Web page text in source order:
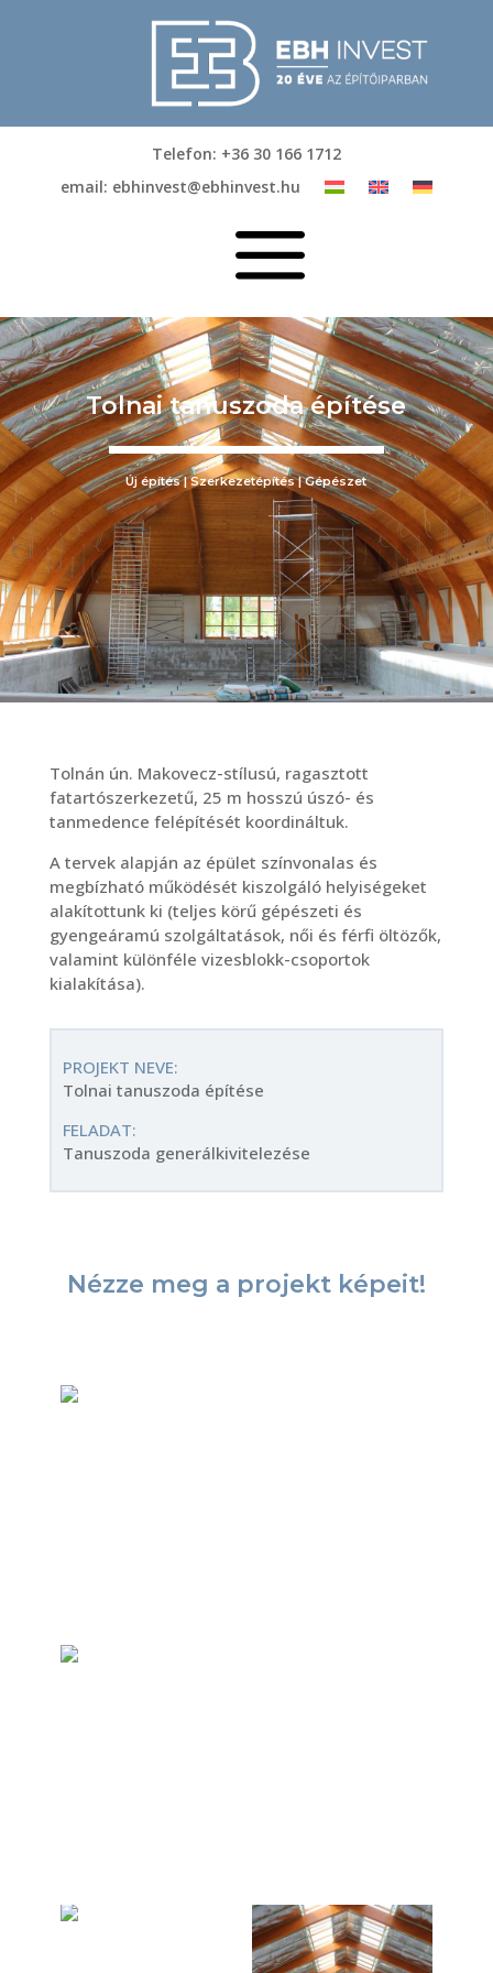
Telefon: +36 30 166 1712
email: ebhinvest@ebhinvest.hu
a
Tolnai tanuszoda építése
Új építés | Szerkezetépítés | Gépészet
Tolnán ún. Makovecz-stílusú, ragasztott
fatartószerkezetű, 25 m hosszú úszó- és
tanmedence felépítését koordináltuk.
A tervek alapján az épület színvonalas és
megbízható működését kiszolgáló helyiségeket
alakítottunk ki (teljes körű gépészeti és
gyengeáramú szolgáltatások, női és férfi öltözők,
valamint különféle vizesblokk-csoportok
kialakítása).
PROJEKT NEVE:
Tolnai tanuszoda építése
FELADAT:
Tanuszoda generálkivitelezése
Nézze meg a projekt képeit!